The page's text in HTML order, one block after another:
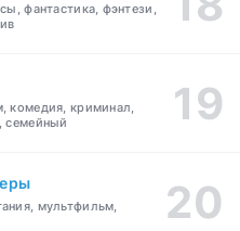
фантастика, фэнтези,
комедия, криминал,
семейный
мультфильм,